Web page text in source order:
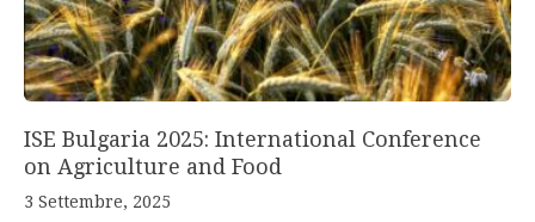
ISE Bulgaria 2025: International Conference
on Agriculture and Food
3 Settembre, 2025